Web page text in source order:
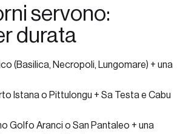
servono:
durata
(Basilica, Necropoli, Lungomare) + una
Istana o Pittulongu + Sa Testa e Cabu
Golfo Aranci o San Pantaleo + una